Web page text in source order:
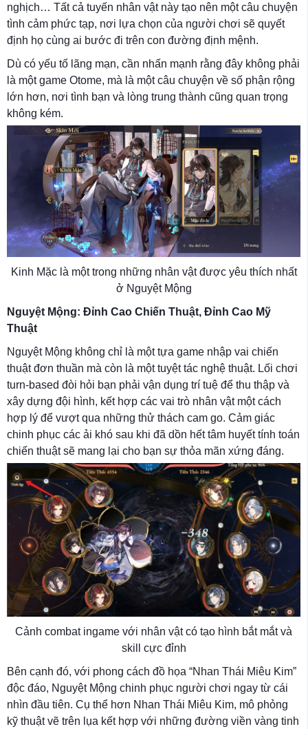
nghịch… Tất cả tuyến nhân vật này tạo nên một câu chuyện
tình cảm phức tạp, nơi lựa chọn của người chơi sẽ quyết
định họ cùng ai bước đi trên con đường định mệnh.
Dù có yếu tố lãng mạn, cần nhấn mạnh rằng đây không phải
là một game Otome, mà là một câu chuyện về số phận rộng
lớn hơn, nơi tình bạn và lòng trung thành cũng quan trọng
không kém.
Kinh Mặc là một trong những nhân vật được yêu thích nhất
ở Nguyệt Mộng
Nguyệt Mộng: Đỉnh Cao Chiến Thuật, Đỉnh Cao Mỹ
Thuật
Nguyệt Mộng không chỉ là một tựa game nhập vai chiến
thuật đơn thuần mà còn là một tuyệt tác nghệ thuật. Lối chơi
turn-based đòi hỏi bạn phải vận dụng trí tuệ để thu thập và
xây dựng đội hình, kết hợp các vai trò nhân vật một cách
hợp lý để vượt qua những thử thách cam go. Cảm giác
chinh phục các ải khó sau khi đã dồn hết tâm huyết tính toán
chiến thuật sẽ mang lại cho bạn sự thỏa mãn xứng đáng.
Cảnh combat ingame với nhân vật có tạo hình bắt mắt và
skill cực đỉnh
Bên cạnh đó, với phong cách đồ họa “Nhan Thái Miêu Kim”
độc đáo, Nguyệt Mộng chinh phục người chơi ngay từ cái
nhìn đầu tiên. Cụ thể hơn Nhan Thái Miêu Kim, mô phỏng
kỹ thuật vẽ trên lụa kết hợp với những đường viền vàng tinh